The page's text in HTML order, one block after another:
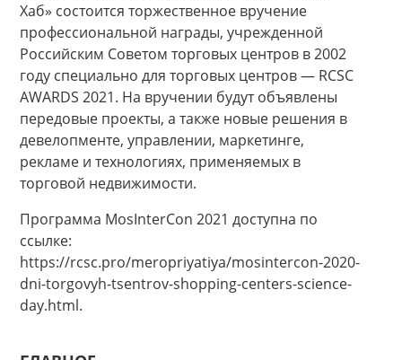
Хаб» состоится торжественное вручение
профессиональной награды, учрежденной
Российским Советом торговых центров в 2002
году специально для торговых центров — RCSC
AWARDS 2021. На вручении будут объявлены
передовые проекты, а также новые решения в
девелопменте, управлении, маркетинге,
рекламе и технологиях, применяемых в
торговой недвижимости.
Программа MosInterCon 2021 доступна по
ссылке:
https://rcsc.pro/meropriyatiya/mosintercon-2020-
dni-torgovyh-tsentrov-shopping-centers-science-
day.html.